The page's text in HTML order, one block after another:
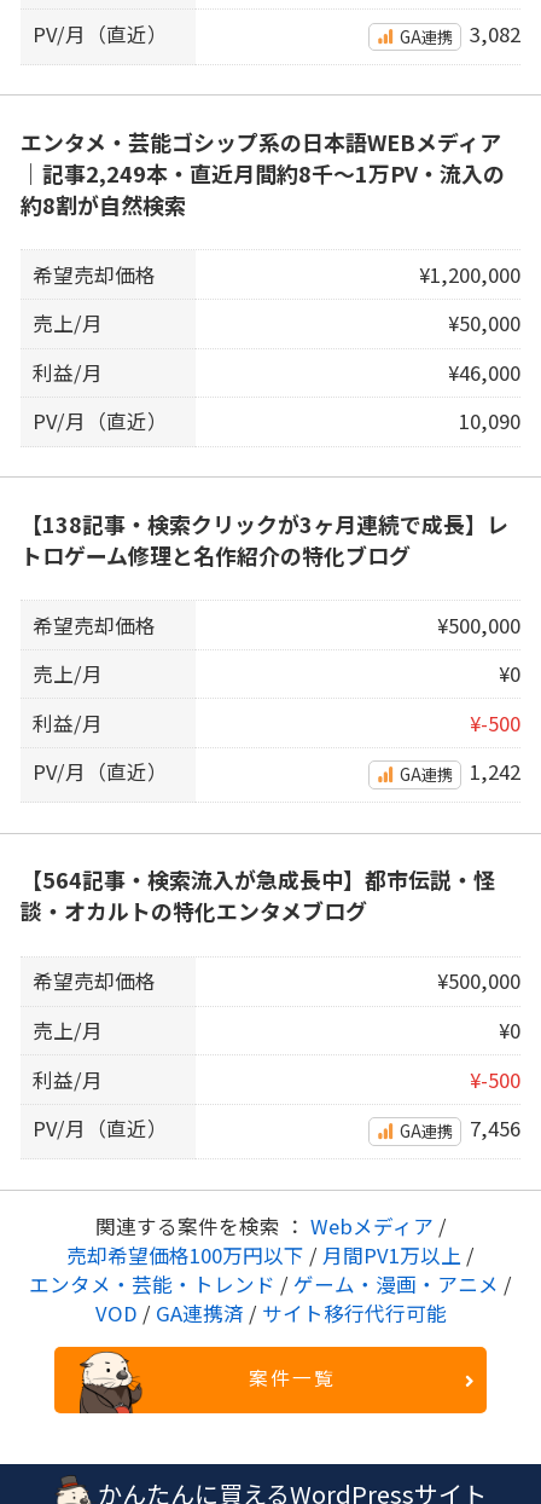
PV/月（直近） GA連携 3,082
エンタメ・芸能ゴシップ系の日本語WEBメディア
｜記事2,249本・直近月間約8千〜1万PV・流入の
約8割が自然検索
希望売却価格
¥1,200,000
売上/月
¥50,000
利益/月
¥46,000
PV/月（直近）
10,090
【138記事・検索クリックが3ヶ月連続で成長】レ
トロゲーム修理と名作紹介の特化ブログ
希望売却価格
¥500,000
売上/月
¥0
利益/月
¥-500
PV/月（直近）
GA連携 1,242
【564記事・検索流入が急成長中】都市伝説・怪
談・オカルトの特化エンタメブログ
希望売却価格
¥500,000
売上/月
¥0
利益/月
¥-500
PV/月（直近）
GA連携 7,456
関連する案件を検索 ： Webメディア /
売却希望価格100万円以下 / 月間PV1万以上 /
エンタメ・芸能・トレンド / ゲーム・漫画・アニメ /
VOD / GA連携済 / サイト移行代行可能
案件一覧
かんたんに買えるWordPressサイト